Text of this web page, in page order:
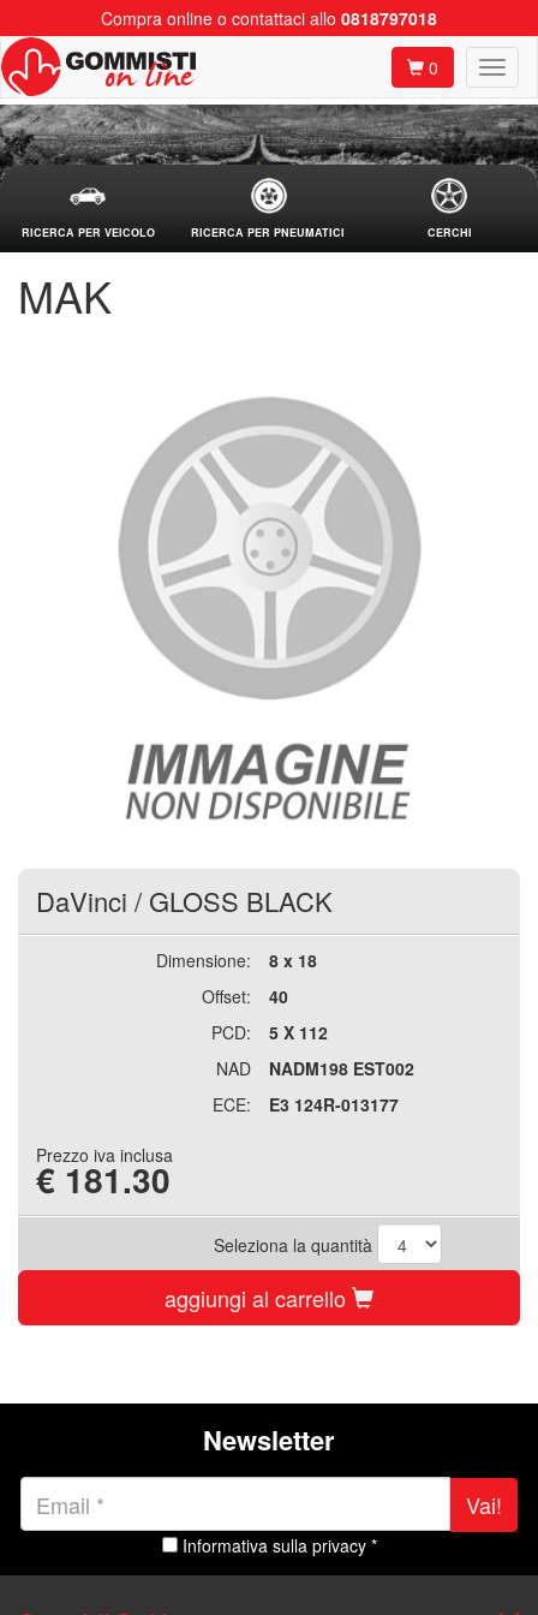
Compra online o contattaci allo 0818797018
0
RICERCA PER VEICOLO RICERCA PER PNEUMATICI CERCHI
MAK
DaVinci / GLOSS BLACK
Dimensione:
8 x 18
Offset:
40
PCD:
5 X 112
NAD
NADM198 EST002
ECE:
E3 124R-013177
Prezzo iva inclusa
€ 181.30
Seleziona la quantità
aggiungi al carrello
Newsletter
Vai!
Informativa sulla privacy *